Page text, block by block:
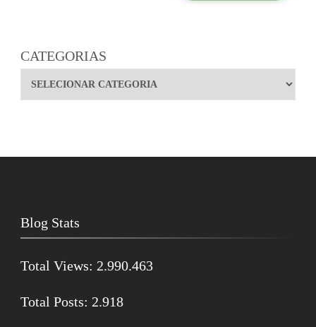
CATEGORIAS
Blog Stats
Total Views: 2.990.463
Total Posts: 2.918